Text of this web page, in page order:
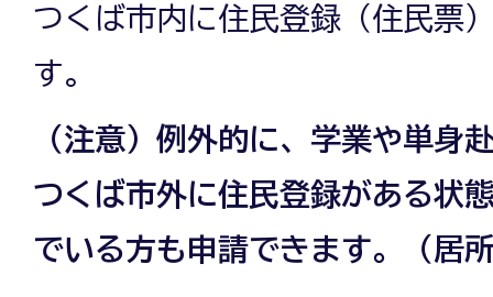
つくば市内に住民登録（住民票
す。
（注意）例外的に、学業や単身
つくば市外に住民登録がある状
でいる方も申請できます。（居